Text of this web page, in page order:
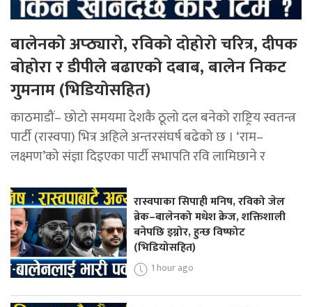
बालेनको अप्ठ्यारो, रविको दोहोरो चरित्र, दीपक
बोहोरा र डीपीले बढाएको दबाब, बालेन निकट
गुमनाम (भिडियोसहित)
काठमाडौं– छोटो समयमा देशकै ठूलो दल बनेको राष्ट्रिय स्वतन्त्र
पार्टी (रास्वपा) भित्र अहिले अन्तरसंघर्ष बढेको छ । ‘राम–
लक्ष्मण’को संज्ञा दिइएका पार्टी सभापति रवि लामिछाने र
रास्वपाका सिपाही मनिष, रविको जेल
ब्रेक–बालेनको मधेश क्रेज, शक्तिशाली
बनेपछि इग्नोर, हुन्छ विष्फोट
(भिडियोसहित)
1 hour ago